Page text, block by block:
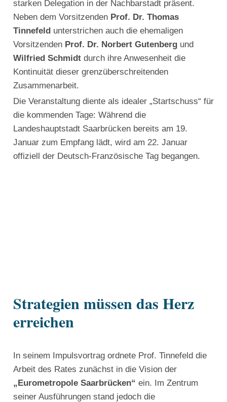
starken Delegation in der Nachbarstadt präsent.
Neben dem Vorsitzenden Prof. Dr. Thomas
Tinnefeld unterstrichen auch die ehemaligen
Vorsitzenden Prof. Dr. Norbert Gutenberg und
Wilfried Schmidt durch ihre Anwesenheit die
Kontinuität dieser grenzüberschreitenden
Zusammenarbeit.
Die Veranstaltung diente als idealer „Startschuss“ für
die kommenden Tage: Während die
Landeshauptstadt Saarbrücken bereits am 19.
Januar zum Empfang lädt, wird am 22. Januar
offiziell der Deutsch-Französische Tag begangen.
Strategien müssen das Herz
erreichen
In seinem Impulsvortrag ordnete Prof. Tinnefeld die
Arbeit des Rates zunächst in die Vision der
„Eurometropole Saarbrücken“ ein. Im Zentrum
seiner Ausführungen stand jedoch die